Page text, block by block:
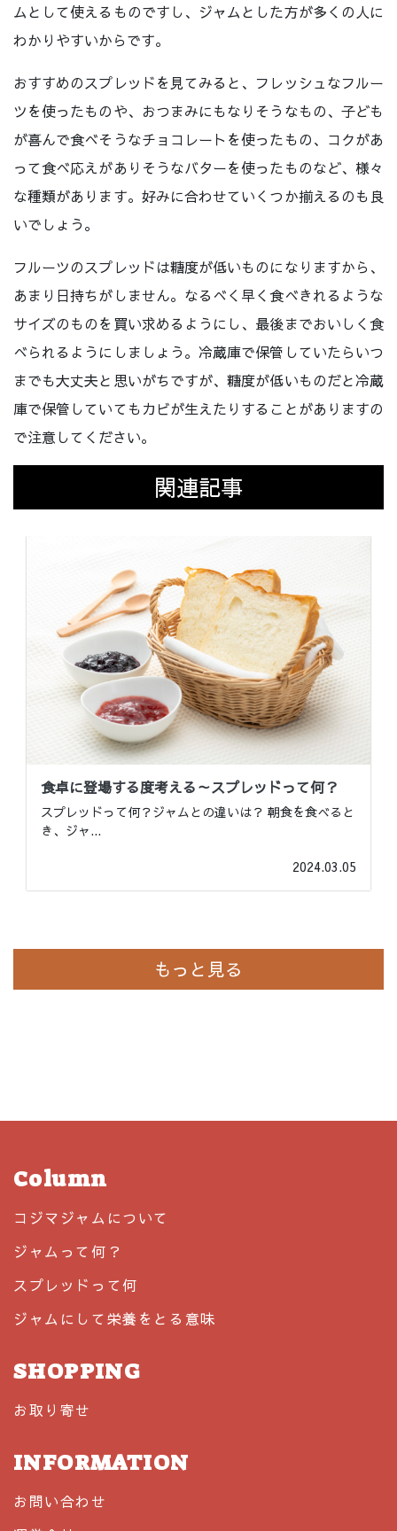
ムとして使えるものですし、ジャムとした方が多くの人に
わかりやすいからです。
おすすめのスプレッドを見てみると、フレッシュなフルー
ツを使ったものや、おつまみにもなりそうなもの、子ども
が喜んで食べそうなチョコレートを使ったもの、コクがあ
って食べ応えがありそうなバターを使ったものなど、様々
な種類があります。好みに合わせていくつか揃えるのも良
いでしょう。
フルーツのスプレッドは糖度が低いものになりますから、
あまり日持ちがしません。なるべく早く食べきれるような
サイズのものを買い求めるようにし、最後までおいしく食
べられるようにしましょう。冷蔵庫で保管していたらいつ
までも大丈夫と思いがちですが、糖度が低いものだと冷蔵
庫で保管していてもカビが生えたりすることがありますの
で注意してください。
関連記事
食卓に登場する度考える～スプレッドって何？
スプレッドって何？ジャムとの違いは？ 朝食を食べると
き、ジャ...
2024.03.05
もっと見る
Column
コジマジャムについて
ジャムって何？
スプレッドって何
ジャムにして栄養をとる意味
SHOPPING
お取り寄せ
INFORMATION
お問い合わせ